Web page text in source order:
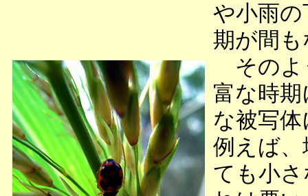
や小雨
期が間
そのよ
富な時
な被写
例えば
ても小